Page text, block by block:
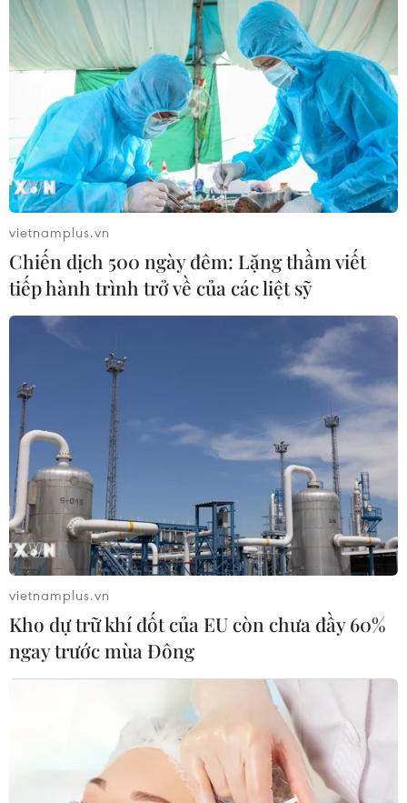
vietnamplus.vn
Chiến dịch 500 ngày đêm: Lặng thầm viết
tiếp hành trình trở về của các liệt sỹ
vietnamplus.vn
Kho dự trữ khí đốt của EU còn chưa đầy 60%
ngay trước mùa Đông